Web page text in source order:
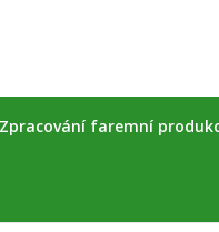
Zpracování faremní